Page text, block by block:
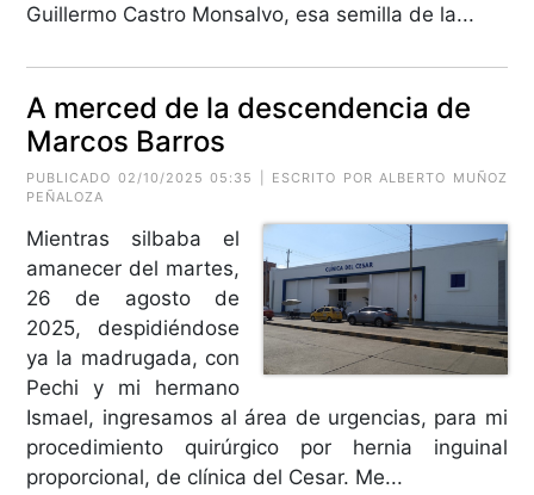
Guillermo Castro Monsalvo, esa semilla de la...
A merced de la descendencia de
Marcos Barros
PUBLICADO 02/10/2025 05:35 | ESCRITO POR ALBERTO MUÑOZ
PEÑALOZA
Mientras silbaba el
amanecer del martes,
26 de agosto de
2025, despidiéndose
ya la madrugada, con
Pechi y mi hermano
Ismael, ingresamos al área de urgencias, para mi
procedimiento quirúrgico por hernia inguinal
proporcional, de clínica del Cesar. Me...